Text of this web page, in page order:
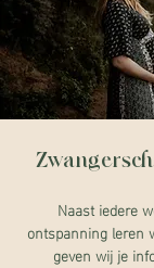
Naast iedere
ontspanning leren
geven wij je